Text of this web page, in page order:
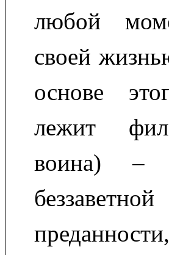
любой
своей
основе
лежит
воина) –